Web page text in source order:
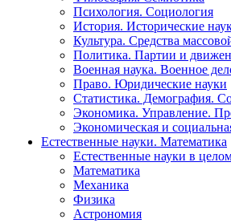
Психология. Социология
История. Исторические
Культура. Средства
Политика. Партии и
Военная наука. Военное
Право. Юридические науки
Статистика. Демография.
Экономика. Управление.
Экономическая и
Естественные науки. Математика
Естественные науки в
Математика
Механика
Физика
Астрономия